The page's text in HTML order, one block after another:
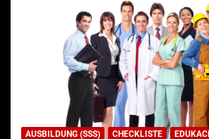
AUSBILDUNG (SSS) CHECKLISTE